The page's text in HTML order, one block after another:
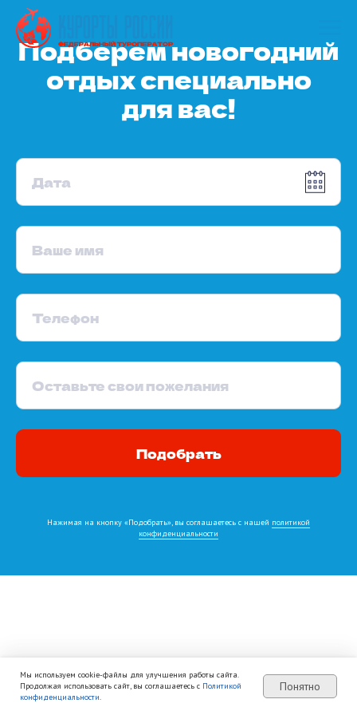
Узнать цены Подбор тура Позвонить
Мы используем cookie-файлы для улучшения работы сайта.
Продолжая использовать сайт, вы соглашаетесь с Политикой
конфиденциальности.
Понятно
Подберем новогодний
отдых специально
для вас!
Дата
Ваше имя
Телефон
Оставьте свои пожелания
Подобрать
Нажимая на кнопку «Подобрать», вы соглашаетесь с нашей политикой
конфиденциальности